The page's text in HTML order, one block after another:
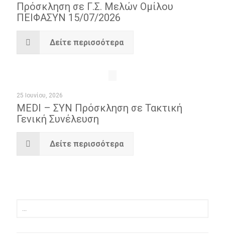
Πρόσκληση σε Γ.Σ. Μελών Ομίλου
ΠΕΙΦΑΣΥΝ 15/07/2026
Δείτε περισσότερα
25 Ιουνίου, 2026
MEDI – ΣΥΝ Πρόσκληση σε Τακτική
Γενική Συνέλευση
Δείτε περισσότερα